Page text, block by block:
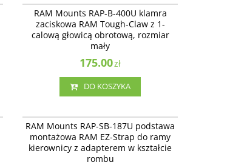
klamra zaciskowa RAM Tough-Claw™ z 1-
calową głowicą obrotową, rozmiar mały
RAM Mounts RAP-B-400U klamra
zaciskowa RAM Tough-Claw z 1-
calową głowicą obrotową, rozmiar
mały
175.00zł
DO KOSZYKA
RAP-SB-187U podstawa montażowa RAM EZ-
Strap ™ do ramy kierownicy z adapterem w
kształcie rombu.
RAM Mounts RAP-SB-187U podstawa
montażowa RAM EZ-Strap do ramy
kierownicy z adapterem w kształcie
rombu